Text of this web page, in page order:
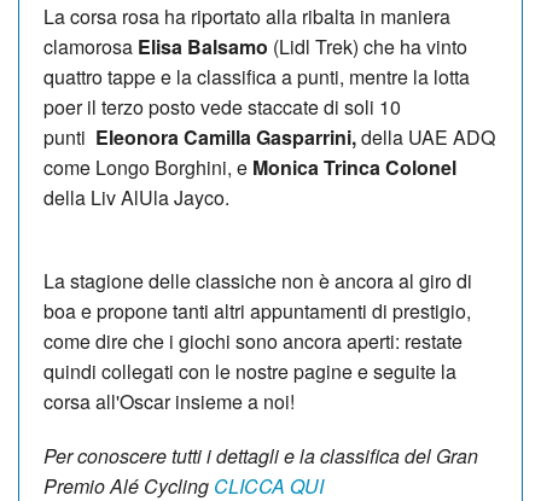
La corsa rosa ha riportato alla ribalta in maniera
clamorosa Elisa Balsamo (Lidl Trek) che ha vinto
quattro tappe e la classifica a punti, mentre la lotta
poer il terzo posto vede staccate di soli 10
punti Eleonora Camilla Gasparrini,della UAE ADQ
come Longo Borghini, e Monica Trinca Colonel
della Liv AlUla Jayco.
La stagione delle classiche non è ancora al giro di
boa e propone tanti altri appuntamenti di prestigio,
come dire che i giochi sono ancora aperti: restate
quindi collegati con le nostre pagine e seguite la
corsa all'Oscar insieme a noi!
Per conoscere tutti i dettagli e la classifica del Gran
Premio Alé Cycling CLICCA QUI